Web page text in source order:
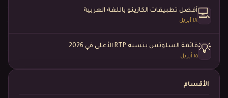
💻 أفضل تطبيقات الكازينو باللغة العربية
١٨ أبريل
💡 قائمة السلوتس بنسبة RTP الأعلى في 2026
١٥ أبريل
الأقسام